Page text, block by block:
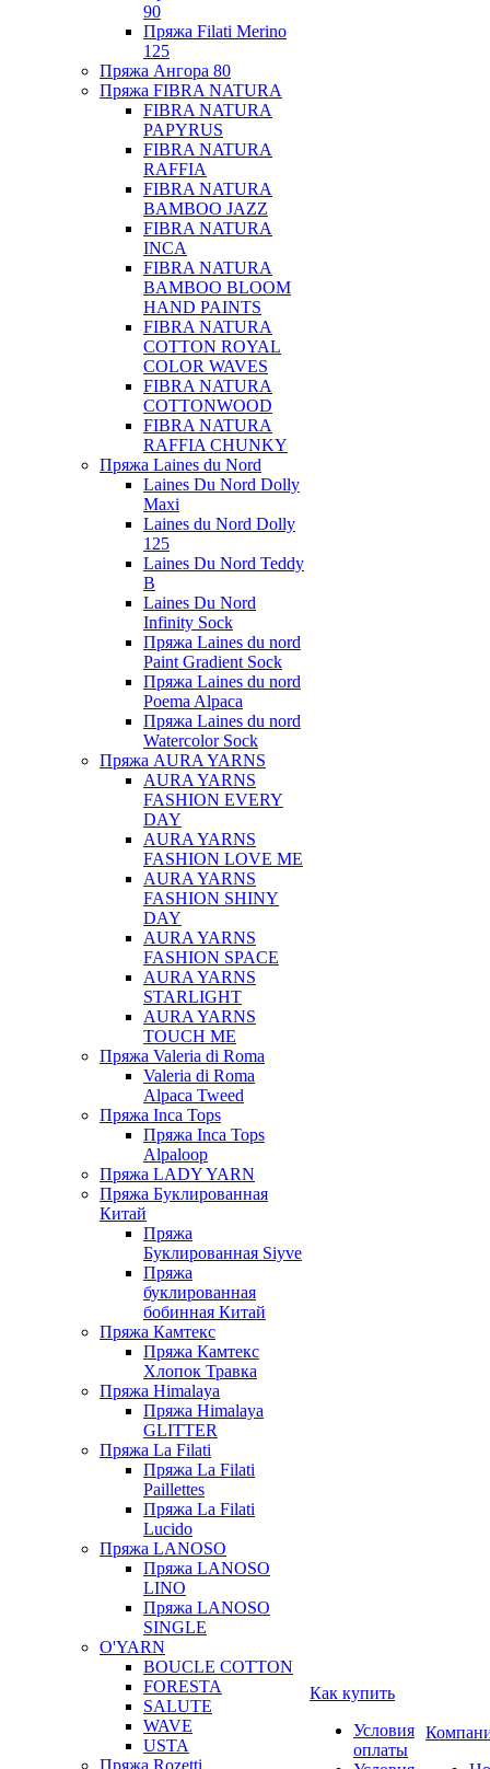
90
Пряжа Filati Merino
125
Пряжа Ангора 80
Пряжа FIBRA NATURA
FIBRA NATURA
PAPYRUS
FIBRA NATURA
RAFFIA
FIBRA NATURA
BAMBOO JAZZ
FIBRA NATURA
INCA
FIBRA NATURA
BAMBOO BLOOM
HAND PAINTS
FIBRA NATURA
COTTON ROYAL
COLOR WAVES
FIBRA NATURA
COTTONWOOD
FIBRA NATURA
RAFFIA CHUNKY
Пряжа Laines du Nord
Laines Du Nord Dolly
Maxi
Laines du Nord Dolly
125
Laines Du Nord Teddy
B
Laines Du Nord
Infinity Sock
Пряжа Laines du nord
Paint Gradient Sock
Пряжа Laines du nord
Poema Alpaca
Пряжа Laines du nord
Watercolor Sock
Пряжа AURA YARNS
AURA YARNS
FASHION EVERY
DAY
AURA YARNS
FASHION LOVE ME
AURA YARNS
FASHION SHINY
DAY
AURA YARNS
FASHION SPACE
AURA YARNS
STARLIGHT
AURA YARNS
TOUCH ME
Пряжа Valeria di Roma
Valeria di Roma
Alpaca Tweed
Пряжа Inca Tops
Пряжа Inca Tops
Alpaloop
Пряжа LADY YARN
Пряжа Буклированная
Китай
Пряжа
Буклированная Siyve
Пряжа
буклированная
бобинная Китай
Пряжа Камтекс
Пряжа Камтекс
Хлопок Травка
Пряжа Himalaya
Пряжа Himalaya
GLITTER
Пряжа La Filati
Пряжа La Filati
Paillettes
Пряжа La Filati
Lucido
Пряжа LANOSO
Пряжа LANOSO
LINO
Пряжа LANOSO
SINGLE
O'YARN
BOUCLE COTTON
FORESTA
SALUTE
WAVE
USTA
Пряжа Rozetti
Как купить
Условия
оплаты